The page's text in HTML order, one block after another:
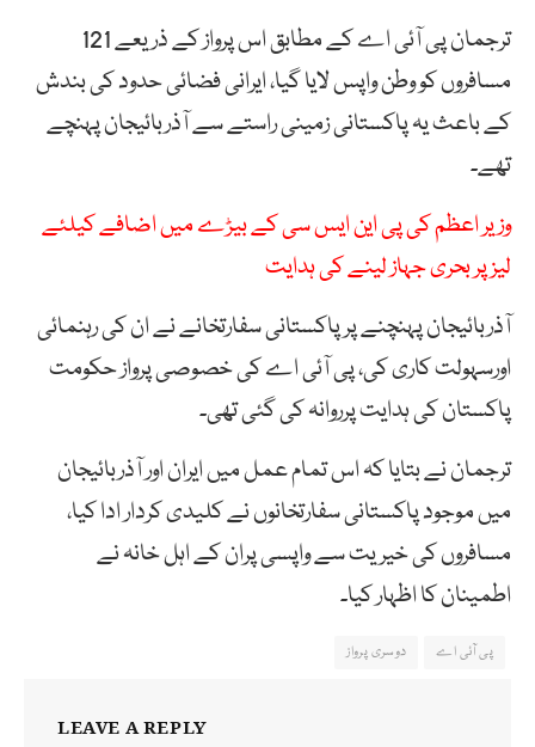
ترجمان پی آئی اے کے مطابق اس پرواز کے ذریعے 121
مسافروں کو وطن واپس لایا گیا، ایرانی فضائی حدود کی بندش
کے باعث یہ پاکستانی زمینی راستے سے آذربائیجان پہنچے
تھے۔
وزیر اعظم کی پی این ایس سی کے بیڑے میں اضافے کیلئے
لیز پر بحری جہاز لینے کی ہدایت
آذربائیجان پہنچنے پرپاکستانی سفارتخانے نے ان کی رہنمائی
اورسہولت کاری کی، پی آئی اے کی خصوصی پرواز حکومت
پاکستان کی ہدایت پرروانہ کی گئی تھی۔
ترجمان نے بتایا کہ اس تمام عمل میں ایران اور آذربائیجان
میں موجود پاکستانی سفارتخانوں نے کلیدی کردار ادا کیا،
مسافروں کی خیریت سے واپسی پران کے اہل خانہ نے
اطمینان کا اظہار کیا۔
پی آئی اے دوسری پرواز
LEAVE A REPLY